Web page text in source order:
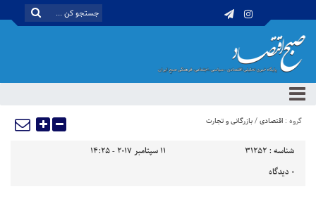
گروه : اقتصادی/بازرگانی و تجارت
شناسه : 31252
11 سپتامبر 2017 - 14:25
0 دیدگاه